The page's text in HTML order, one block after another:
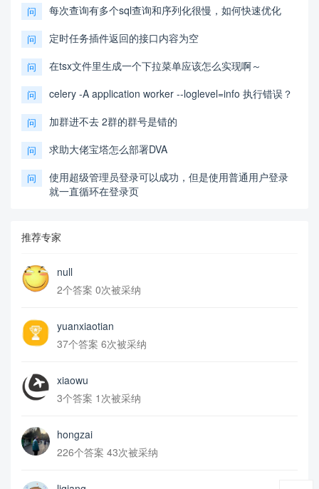
问 每次查询有多个sql查询和序列化很慢，如何快速优化
问 定时任务插件返回的接口内容为空
问 在tsx文件里生成一个下拉菜单应该怎么实现啊～
问 celery -A application worker --loglevel=info 执行错误？
问 加群进不去 2群的群号是错的
问 求助大佬宝塔怎么部署DVA
问
使用超级管理员登录可以成功，但是使用普通用户登录
就一直循环在登录页
推荐专家
null
2个答案 0次被采纳
yuanxiaotian
37个答案 6次被采纳
xiaowu
3个答案 1次被采纳
hongzai
226个答案 43次被采纳